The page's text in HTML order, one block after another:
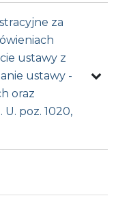
za
ustawy z
ustawy -
oraz
poz. 1020,